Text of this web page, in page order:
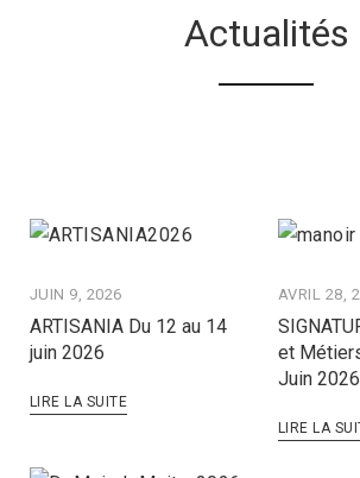
Actualités
JUIN 9, 2026
ARTISANIA Du 12 au 14
juin 2026
LIRE LA SUITE
AVRIL 28,
et
Juin 2026
LIRE LA